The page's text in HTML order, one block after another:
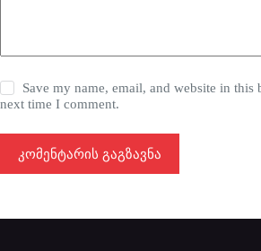
Save my name, email, and website in this
next time I comment.
კომენტარის გაგზავნა